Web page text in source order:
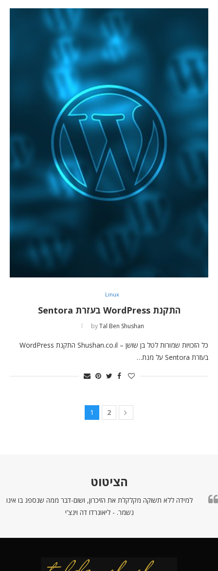
Linux
התקנת WordPress בעזרת Sentora
byTal Ben Shushan
כל הזכויות שמורות לטל בן שושן – Shushan.co.il התקנת WordPress
בעזרת Sentora על מנת…
1 2
הציטוט
למידה ללא תשוקה מקלקלת את הזיכרון, ושום-דבר ממה שנספג בו אינו
נשמר. - ליאונרדו דה וינצ'י